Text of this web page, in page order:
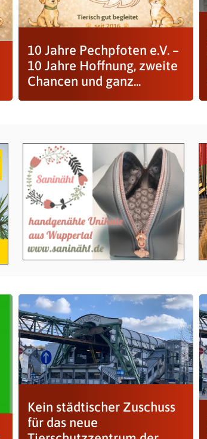
10 Jahre Pechpfoten e.V. –
10 Jahre Hoffnung, zweite
Chancen und ganz...
Kein städtischer Zuschuss
für das neue